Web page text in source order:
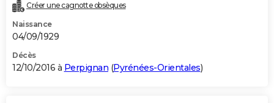
Créer une cagnotte obsèques
Naissance
04/09/1929
Décès
12/10/2016 à Perpignan (Pyrénées-Orientales)